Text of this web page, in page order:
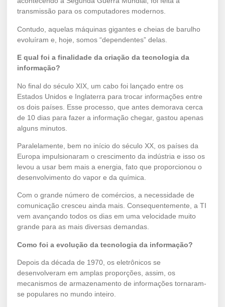
transmissão para os computadores modernos.
Contudo, aquelas máquinas gigantes e cheias de barulho
evoluíram e, hoje, somos “dependentes” delas.
E qual foi a finalidade da criação da tecnologia da
informação?
No final do século XIX, um cabo foi lançado entre os
Estados Unidos e Inglaterra para trocar informações entre
os dois países. Esse processo, que antes demorava cerca
de 10 dias para fazer a informação chegar, gastou apenas
alguns minutos.
Paralelamente, bem no início do século XX, os países da
Europa impulsionaram o crescimento da indústria e isso os
levou a usar bem mais a energia, fato que proporcionou o
desenvolvimento do vapor e da química.
Com o grande número de comércios, a necessidade de
comunicação cresceu ainda mais. Consequentemente, a TI
vem avançando todos os dias em uma velocidade muito
grande para as mais diversas demandas.
Como foi a evolução da tecnologia da informação?
Depois da década de 1970, os eletrônicos se
desenvolveram em amplas proporções, assim, os
mecanismos de armazenamento de informações tornaram-
se populares no mundo inteiro.